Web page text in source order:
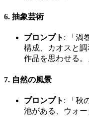
6. 抽象芸術
プロンプト : 「渦
構成、カオスと
作品を思わせる。
7. 自然の風景
プロンプト : 「秋
池がある、ウォー